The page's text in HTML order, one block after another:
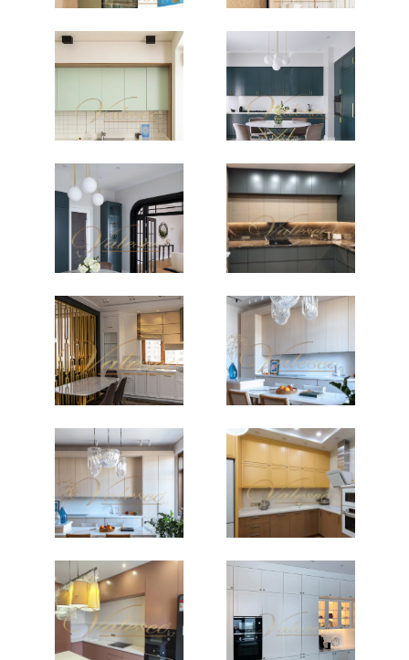
Рассчитав бюджет, стоит определиться, какой
тип планировки подойдет именно вам.Кухня на
заказ в Астанеотличный выбор для современной
хозяйки.
Виды кухонной планировки
L-образная – удобный вариант, который
позволяет сохранить свободное
пространство и одновременно разместить
несколько кулинаров. Этот тип подойдет
для классических помещений, имеющих
форму квадрата.
П-образная – прекрасно подойдет для
помещений прямоугольной либо
квадратной формы, где нужно разместить
большое количество кухонной техники и
систем хранения.
помещений небольшой площади. Для
хранения продуктов в этом случае
подойдут верхние шкафы, а под
столешницей прекрасно разместится
встроенная техника.
Островные– идеально подходит для
помещения площадью более 20 кв. м. В
середину выносится стол с плиткой и
мойкой.
Полуостровные – подходят для узких
помещений. Столешница выступает барной